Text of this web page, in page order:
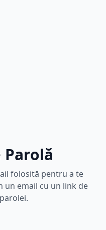
Parolă
folosită pentru a te
un email cu un link de